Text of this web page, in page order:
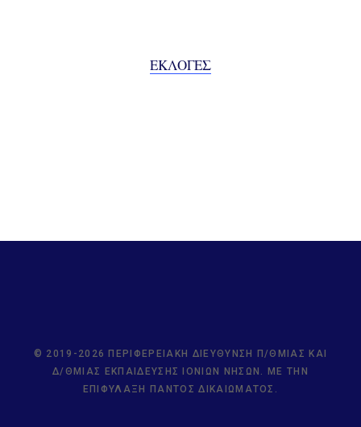
ΕΚΛΟΓΕΣ
© 2019-2026 ΠΕΡΙΦΕΡΕΙΑΚΉ ΔΙΕΎΘΥΝΣΗ Π/ΘΜΙΑΣ ΚΑΙ
Δ/ΘΜΙΑΣ ΕΚΠΑΊΔΕΥΣΗΣ ΙΟΝΊΩΝ ΝΉΣΩΝ. ΜΕ ΤΗΝ
ΕΠΙΦΎΛΑΞΗ ΠΑΝΤΌΣ ΔΙΚΑΙΏΜΑΤΟΣ.